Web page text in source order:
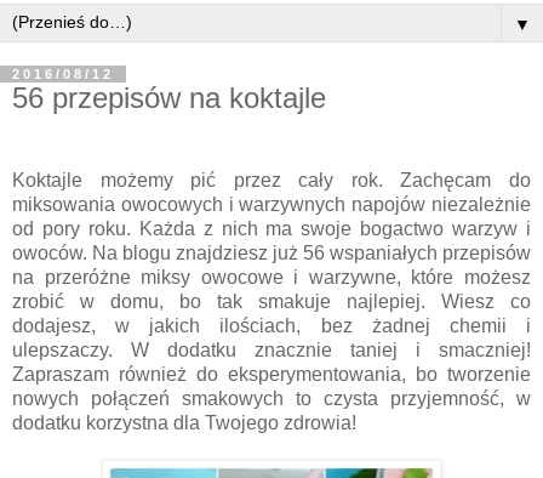
▼
2016/08/12
56 przepisów na koktajle
Koktajle możemy pić przez cały rok. Zachęcam do
miksowania owocowych i warzywnych napojów niezależnie
od pory roku. Każda z nich ma swoje bogactwo warzyw i
owoców. Na blogu znajdziesz już 56 wspaniałych przepisów
na przeróżne miksy owocowe i warzywne, które możesz
zrobić w domu, bo tak smakuje najlepiej. Wiesz co
dodajesz, w jakich ilościach, bez żadnej chemii i
ulepszaczy. W dodatku znacznie taniej i smaczniej!
Zapraszam również do eksperymentowania, bo tworzenie
nowych połączeń smakowych to czysta przyjemność, w
dodatku korzystna dla Twojego zdrowia!